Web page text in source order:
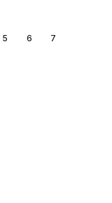
5 6 7